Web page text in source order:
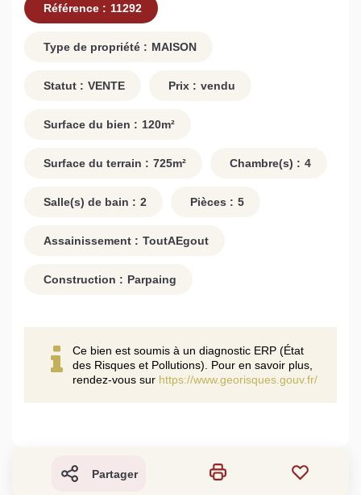
Référence : 11292
Type de propriété : MAISON
Statut : VENTE Prix : vendu
Surface du bien : 120m²
Surface du terrain : 725m² Chambre(s) : 4
Salle(s) de bain : 2 Pièces : 5
Assainissement : ToutAEgout
Construction : Parpaing
Ce bien est soumis à un diagnostic ERP (État
des Risques et Pollutions). Pour en savoir plus,
rendez-vous sur https://www.georisques.gouv.fr/
Partager